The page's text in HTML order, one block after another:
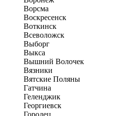
Ворсма
Воскресенск
Воткинск
Всеволожск
Выборг
Выкса
Вышний Волочек
Вязники
Вятские Поляны
Гатчина
Геленджик
Георгиевск
Городец